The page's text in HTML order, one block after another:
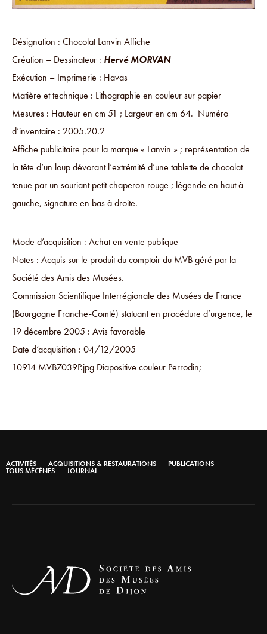
Désignation : Chocolat Lanvin Affiche
Création – Dessinateur : Hervé MORVAN
Exécution – Imprimerie : Havas
Matière et technique : Lithographie en couleur sur papier
Mesures : Hauteur en cm 51 ; Largeur en cm 64. Numéro
d’inventaire : 2005.20.2
Affiche publicitaire pour la marque « Lanvin » ; représentation de
la tête d’un loup dévorant l’extrémité d’une tablette de chocolat
tenue par un souriant petit chaperon rouge ; légende en haut à
gauche, signature en bas à droite.
Mode d’acquisition : Achat en vente publique
Notes : Acquis sur le produit du comptoir du MVB géré par la
Société des Amis des Musées.
Commission Scientifique Interrégionale des Musées de France
(Bourgogne Franche-Comté) statuant en procédure d’urgence, le
19 décembre 2005 : Avis favorable
Date d’acquisition : 04/12/2005
10914 MVB7039P.jpg Diapositive couleur Perrodin;
ACTIVITÉS ACQUISITIONS & RESTAURATIONS PUBLICATIONS
TOUS MÉCÉNES JOURNAL